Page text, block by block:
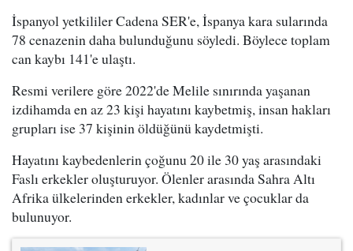
İspanyol yetkililer Cadena SER'e, İspanya kara sularında
78 cenazenin daha bulunduğunu söyledi. Böylece toplam
can kaybı 141'e ulaştı.
Resmi verilere göre 2022'de Melile sınırında yaşanan
izdihamda en az 23 kişi hayatını kaybetmiş, insan hakları
grupları ise 37 kişinin öldüğünü kaydetmişti.
Hayatını kaybedenlerin çoğunu 20 ile 30 yaş arasındaki
Faslı erkekler oluşturuyor. Ölenler arasında Sahra Altı
Afrika ülkelerinden erkekler, kadınlar ve çocuklar da
bulunuyor.